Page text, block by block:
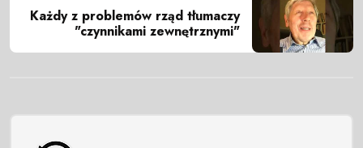
Każdy z problemów rząd tłumaczy
"czynnikami zewnętrznymi"